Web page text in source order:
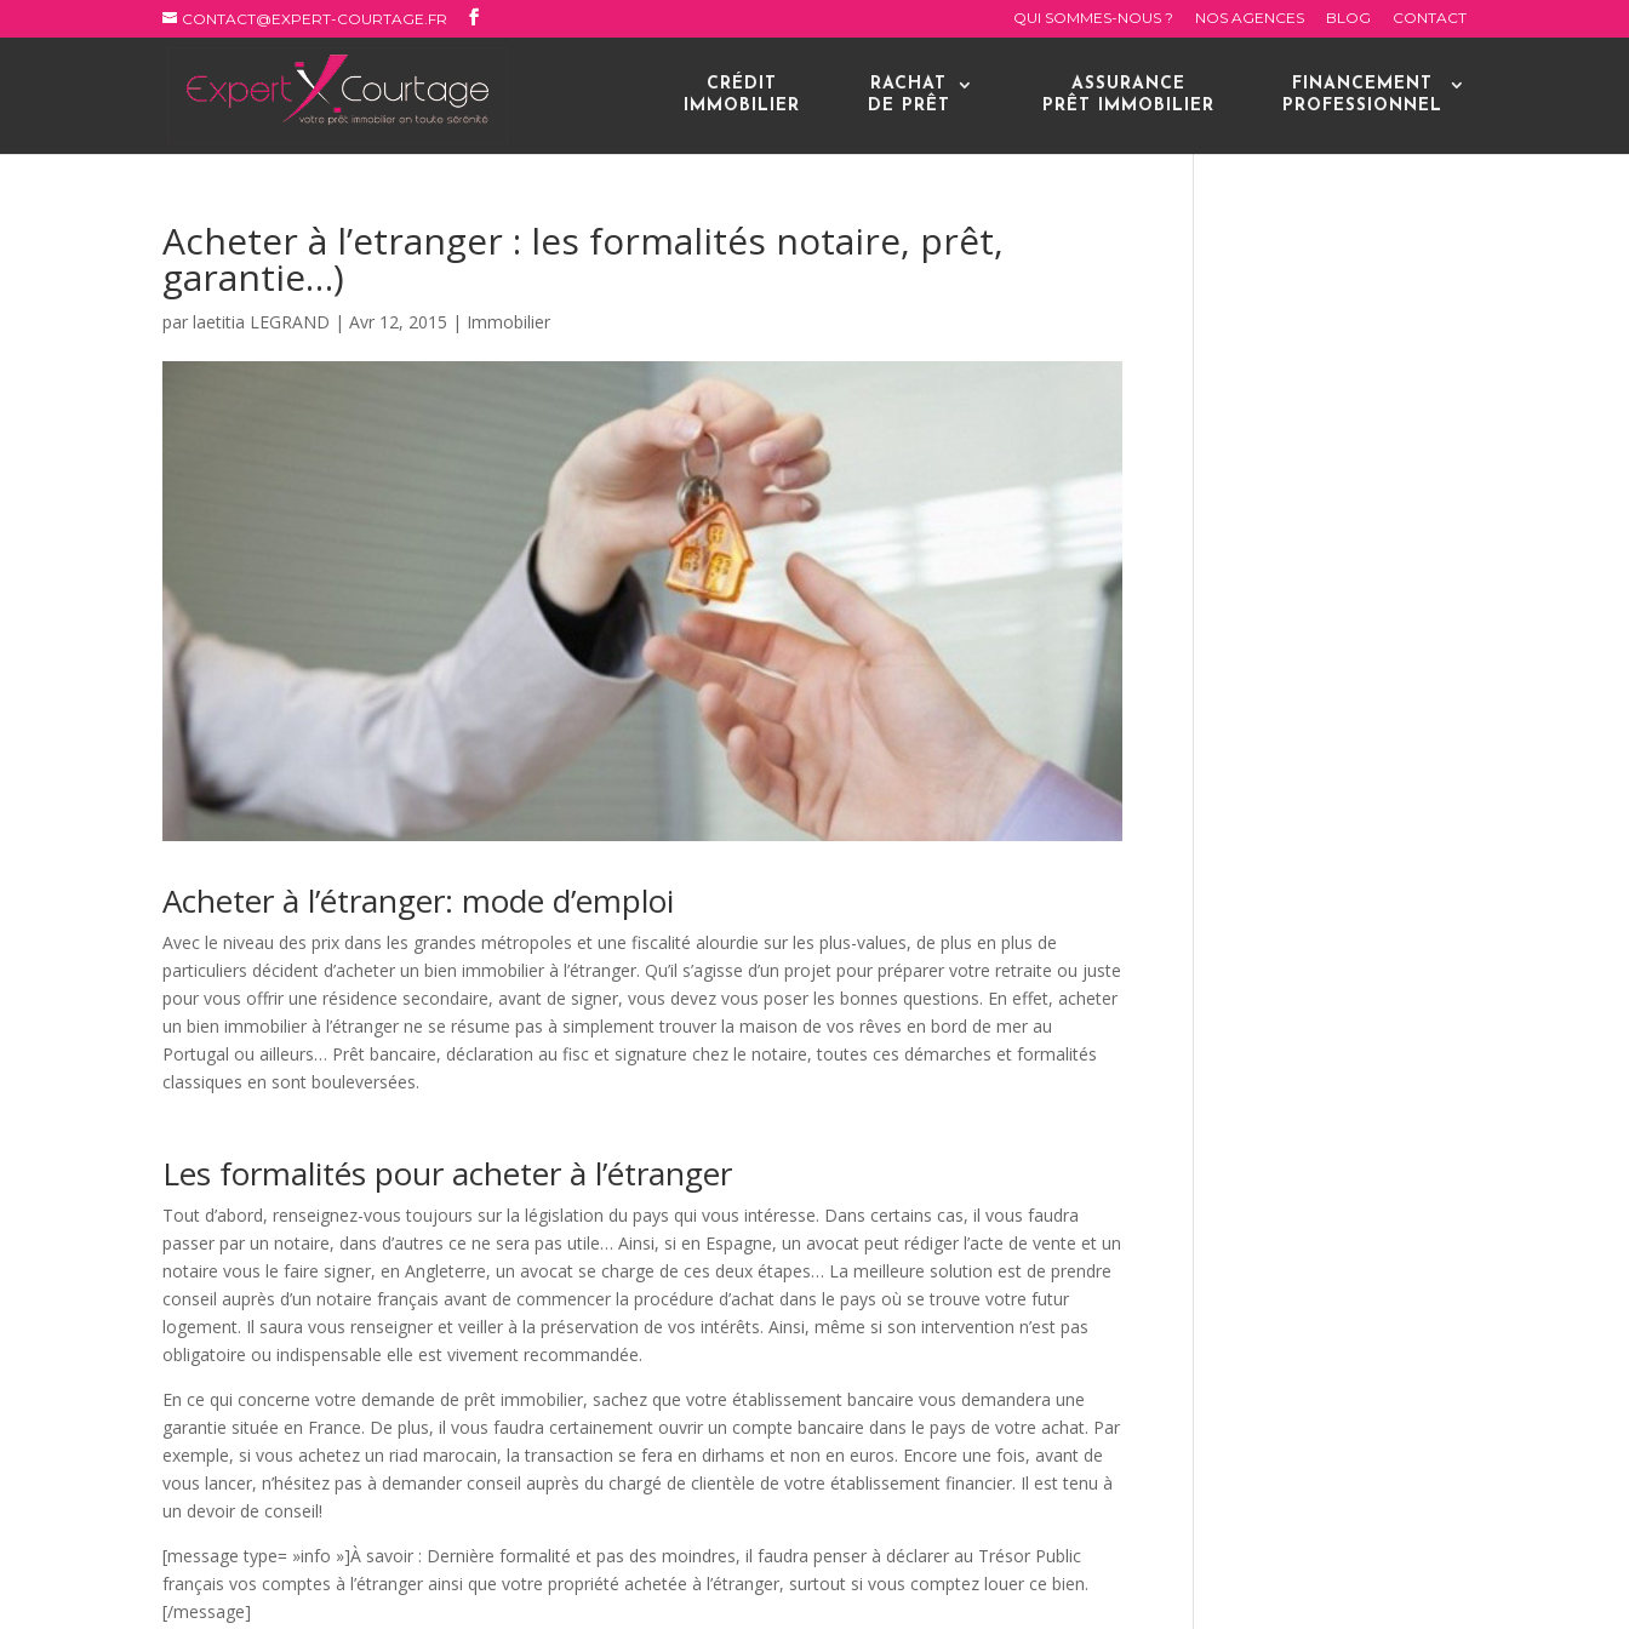
CONTACT@EXPERT-COURTAGE.FR QUI SOMMES-NOUS ? NOS AGENCES BLOG CONTACT
CRÉDIT
IMMOBILIER
RACHAT
DE PRÊT
ASSURANCE
PRÊT IMMOBILIER
FINANCEMENT
PROFESSIONNEL
Acheter à l’etranger : les formalités notaire, prêt,
garantie…)
parlaetitia LEGRAND |Avr 12, 2015 | Immobilier
Acheter à l’étranger: mode d’emploi
Avec le niveau des prix dans les grandes métropoles et une fiscalité alourdie sur les plus-values, de plus en plus de
particuliers décident d’acheter un bien immobilier à l’étranger. Qu’il s’agisse d’un projet pour préparer votre retraite ou juste
pour vous offrir une résidence secondaire, avant de signer, vous devez vous poser les bonnes questions. En effet, acheter
un bien immobilier à l’étranger ne se résume pas à simplement trouver la maison de vos rêves en bord de mer au
Portugal ou ailleurs… Prêt bancaire, déclaration au fisc et signature chez le notaire, toutes ces démarches et formalités
classiques en sont bouleversées.
Les formalités pour acheter à l’étranger
Tout d’abord, renseignez-vous toujours sur la législation du pays qui vous intéresse. Dans certains cas, il vous faudra
passer par un notaire, dans d’autres ce ne sera pas utile… Ainsi, si en Espagne, un avocat peut rédiger l’acte de vente et un
notaire vous le faire signer, en Angleterre, un avocat se charge de ces deux étapes… La meilleure solution est de prendre
conseil auprès d’un notaire français avant de commencer la procédure d’achat dans le pays où se trouve votre futur
logement. Il saura vous renseigner et veiller à la préservation de vos intérêts. Ainsi, même si son intervention n’est pas
obligatoire ou indispensable elle est vivement recommandée.
En ce qui concerne votre demande de prêt immobilier, sachez que votre établissement bancaire vous demandera une
garantie située en France. De plus, il vous faudra certainement ouvrir un compte bancaire dans le pays de votre achat. Par
exemple, si vous achetez un riad marocain, la transaction se fera en dirhams et non en euros. Encore une fois, avant de
vous lancer, n’hésitez pas à demander conseil auprès du chargé de clientèle de votre établissement financier. Il est tenu à
un devoir de conseil!
[message type= »info »]À savoir : Dernière formalité et pas des moindres, il faudra penser à déclarer au Trésor Public
français vos comptes à l’étranger ainsi que votre propriété achetée à l’étranger, surtout si vous comptez louer ce bien.
[/message]